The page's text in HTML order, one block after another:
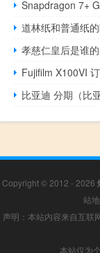
Snapdragon 7+
道林纸和普通纸的
孝慈仁皇后是谁
Fujifilm X100VI
比亚迪 分期（比
Copyright © 2012 - 2026
站
声明：本站内容来自互联
本站仅为